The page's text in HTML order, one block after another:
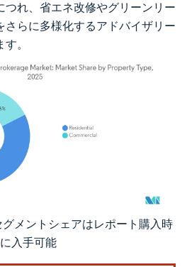
つれ、省エネ改修やグリーンリー
さらに多様化するアドバイザリー
。
用にはCC BY 4.0の表示が必要です。
メントシェアはレポート購入時
に入手可能